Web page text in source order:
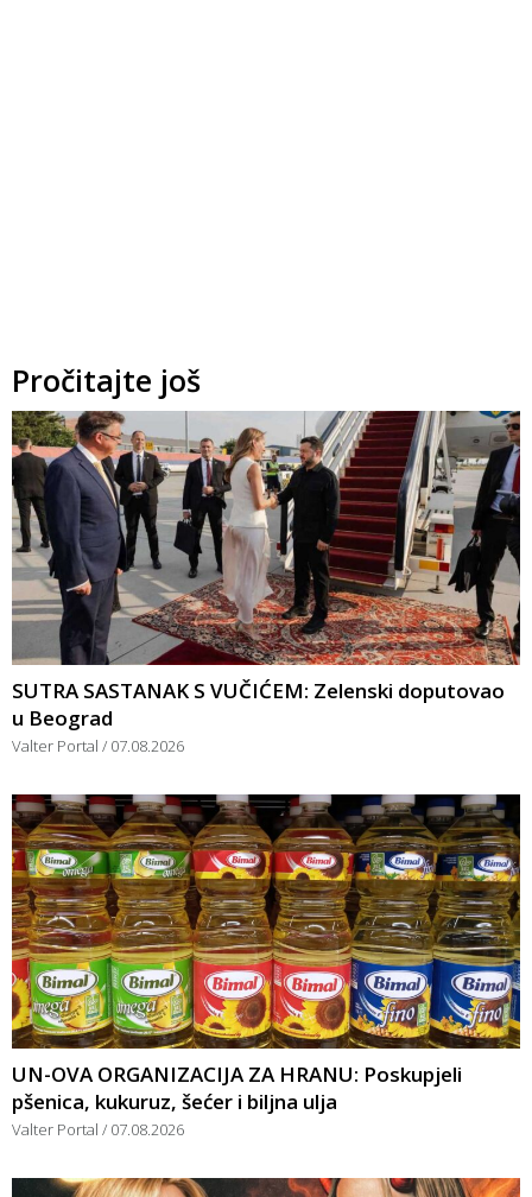
Pročitajte još
SUTRA SASTANAK S VUČIĆEM: Zelenski doputovao
u Beograd
Valter Portal 07.08.2026
UN-OVA ORGANIZACIJA ZA HRANU: Poskupjeli
pšenica, kukuruz, šećer i biljna ulja
Valter Portal 07.08.2026